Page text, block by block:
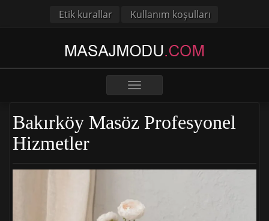
Etik kurallar Kullanım koşulları
Toggle
Bakırköy Masöz Profesyonel
Hizmetler